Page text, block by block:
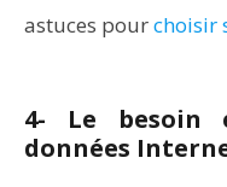
astuces pourchoisir
4- Le besoin
données